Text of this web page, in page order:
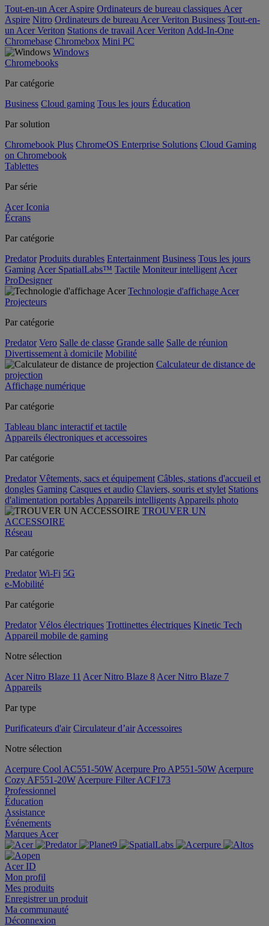
Tout-en-un Acer Aspire Ordinateurs de bureau classiques Acer
Aspire Nitro Ordinateurs de bureau Acer Veriton Business Tout-en-
un Acer Veriton Stations de travail Acer Veriton Add-In-One
Chromebase Chromebox Mini PC
Windows
Chromebooks
Par catégorie
Business Cloud gaming Tous les jours Éducation
Par solution
Chromebook Plus ChromeOS Enterprise Solutions Cloud Gaming
on Chromebook
Tablettes
Par série
Acer Iconia
Écrans
Par catégorie
Predator Produits durables Entertainment Business Tous les jours
Gaming Acer SpatialLabs™ Tactile Moniteur intelligent Acer
ProDesigner
Technologie d'affichage Acer
Projecteurs
Par catégorie
Predator Vero Salle de classe Grande salle Salle de réunion
Divertissement à domicile Mobilité
Calculateur de distance de
projection
Affichage numérique
Par catégorie
Tableau blanc interactif et tactile
Appareils électroniques et accessoires
Par catégorie
Predator Vêtements, sacs et équipement Câbles, stations d'accueil et
dongles Gaming Casques et audio Claviers, souris et stylet Stations
d'alimentation portables Appareils intelligents Appareils photo
TROUVER UN
ACCESSOIRE
Réseau
Par catégorie
Predator Wi-Fi 5G
e-Mobilité
Par catégorie
Predator Vélos électriques Trottinettes électriques Kinetic Tech
Appareil mobile de gaming
Notre sélection
Acer Nitro Blaze 11 Acer Nitro Blaze 8 Acer Nitro Blaze 7
Appareils
Par type
Purificateurs d'air Circulateur d’air Accessoires
Notre sélection
Acerpure Cool AC551-50W Acerpure Pro AP551-50W Acerpure
Cozy AF551-20W Acerpure Filter ACF173
Professionnel
Éducation
Assistance
Événements
Marques Acer
Acer ID
Mon profil
Mes produits
Enregistrer un produit
Ma communauté
Déconnexion